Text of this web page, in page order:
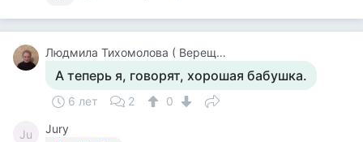
Людмила Тихомолова ( Верещагина )
А теперь я, говорят, хорошая бабушка.
6 лет 2 0
Ju
Jury